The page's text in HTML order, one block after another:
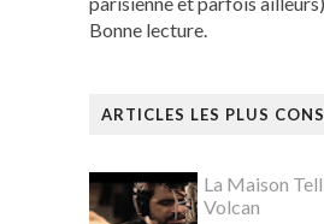
Bonne lecture.
ARTICLES LES PLUS
La Maison
Volcan